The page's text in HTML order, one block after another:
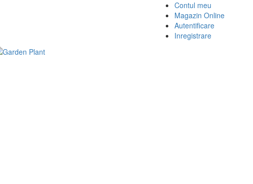
Contul meu
Magazin Online
Autentificare
Inregistrare